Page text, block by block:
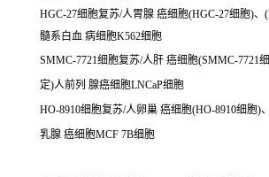
HGC-27细胞复苏/人胃腺 癌细胞(HGC-27细胞)、
髓系白血 病细胞K562细胞
SMMC-7721细胞复苏/人肝 癌细胞(SMMC-7721
定)人前列 腺癌细胞LNCaP细胞
HO-8910细胞复苏/人卵巢 癌细胞(HO-8910细胞)
乳腺 癌细胞MCF 7B细胞